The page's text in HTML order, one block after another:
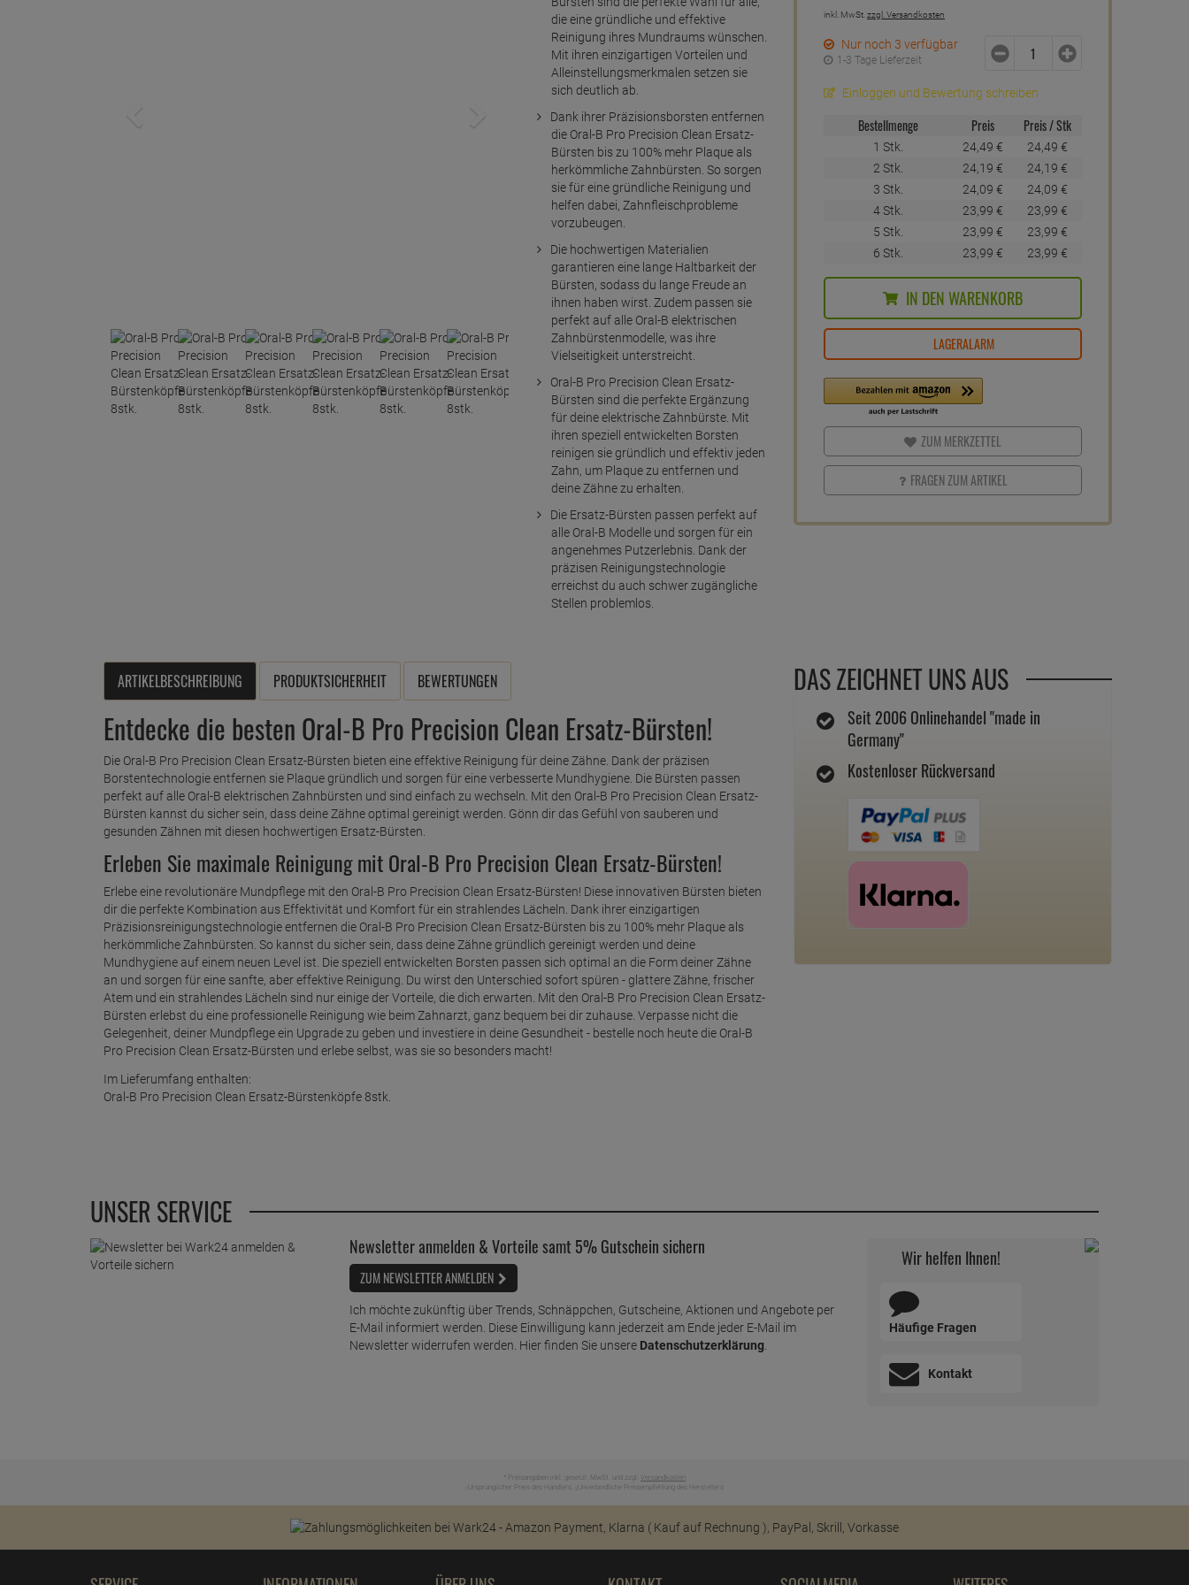
die eine gründliche und effektive
Reinigung ihres Mundraums wünschen.
Mit ihren einzigartigen Vorteilen und
Alleinstellungsmerkmalen setzen sie
sich deutlich ab.
Dank ihrer Präzisionsborsten entfernen
die Oral-B Pro Precision Clean Ersatz-
Bürsten bis zu 100% mehr Plaque als
herkömmliche Zahnbürsten. So sorgen
sie für eine gründliche Reinigung und
helfen dabei, Zahnfleischprobleme
vorzubeugen.
Die hochwertigen Materialien
garantieren eine lange Haltbarkeit der
Bürsten, sodass du lange Freude an
ihnen haben wirst. Zudem passen sie
perfekt auf alle Oral-B elektrischen
Zahnbürstenmodelle, was ihre
Vielseitigkeit unterstreicht.
Oral-B Pro Precision Clean Ersatz-
Bürsten sind die perfekte Ergänzung
für deine elektrische Zahnbürste. Mit
ihren speziell entwickelten Borsten
reinigen sie gründlich und effektiv jeden
Zahn, um Plaque zu entfernen und
deine Zähne zu erhalten.
Die Ersatz-Bürsten passen perfekt auf
alle Oral-B Modelle und sorgen für ein
angenehmes Putzerlebnis. Dank der
präzisen Reinigungstechnologie
erreichst du auch schwer zugängliche
Stellen problemlos.
inkl. MwSt. zzgl. Versandkosten
Nur noch 3 verfügbar
1-3 Tage Lieferzeit
Einloggen und Bewertung schreiben
Bestellmenge Preis Preis / Stk
1 Stk. 24,49 € 24,49 €
2 Stk.
24, 19 € 24, 19 €
3 Stk.
24, 09 € 24, 09 €
4 Stk.
23, 99 € 23, 99 €
5 Stk.
23, 99 € 23, 99 €
6 Stk.
23, 99 € 23, 99 €
IN DEN WARENKORB
LAGERALARM
ZUM MERKZETTEL
FRAGEN ZUM ARTIKEL
DAS ZEICHNET UNS AUS
Seit 2006 Onlinehandel "made in
Germany"
Kostenloser Rückversand
ARTIKELBESCHREIBUNG PRODUKTSICHERHEIT BEWERTUNGEN
Entdecke die besten Oral-B Pro Precision Clean Ersatz-Bürsten!
Die Oral-B Pro Precision Clean Ersatz-Bürsten bieten eine effektive Reinigung für deine Zähne. Dank der präzisen
Borstentechnologie entfernen sie Plaque gründlich und sorgen für eine verbesserte Mundhygiene. Die Bürsten passen
perfekt auf alle Oral-B elektrischen Zahnbürsten und sind einfach zu wechseln. Mit den Oral-B Pro Precision Clean Ersatz-
Bürsten kannst du sicher sein, dass deine Zähne optimal gereinigt werden. Gönn dir das Gefühl von sauberen und
gesunden Zähnen mit diesen hochwertigen Ersatz-Bürsten.
Erleben Sie maximale Reinigung mit Oral-B Pro Precision Clean Ersatz-Bürsten!
Erlebe eine revolutionäre Mundpflege mit den Oral-B Pro Precision Clean Ersatz-Bürsten! Diese innovativen Bürsten bieten
dir die perfekte Kombination aus Effektivität und Komfort für ein strahlendes Lächeln. Dank ihrer einzigartigen
Präzisionsreinigungstechnologie entfernen die Oral-B Pro Precision Clean Ersatz-Bürsten bis zu 100% mehr Plaque als
herkömmliche Zahnbürsten. So kannst du sicher sein, dass deine Zähne gründlich gereinigt werden und deine
Mundhygiene auf einem neuen Level ist. Die speziell entwickelten Borsten passen sich optimal an die Form deiner Zähne
an und sorgen für eine sanfte, aber effektive Reinigung. Du wirst den Unterschied sofort spüren - glattere Zähne, frischer
Atem und ein strahlendes Lächeln sind nur einige der Vorteile, die dich erwarten. Mit den Oral-B Pro Precision Clean Ersatz-
Bürsten erlebst du eine professionelle Reinigung wie beim Zahnarzt, ganz bequem bei dir zuhause. Verpasse nicht die
Gelegenheit, deiner Mundpflege ein Upgrade zu geben und investiere in deine Gesundheit - bestelle noch heute die Oral-B
Pro Precision Clean Ersatz-Bürsten und erlebe selbst, was sie so besonders macht!
Im Lieferumfang enthalten:
Oral-B Pro Precision Clean Ersatz-Bürstenköpfe 8stk.
UNSER SERVICE
Newsletter anmelden & Vorteile samt 5% Gutschein sichern
ZUM NEWSLETTER ANMELDEN
Ich möchte zukünftig über Trends, Schnäppchen, Gutscheine, Aktionen und Angebote per
E-Mail informiert werden. Diese Einwilligung kann jederzeit am Ende jeder E-Mail im
Newsletter widerrufen werden. Hier finden Sie unsere Datenschutzerklärung.
Wir helfen Ihnen!
Häufige Fragen
Kontakt
* Preisangaben inkl. gesetzl. MwSt. und zzgl. Versandkosten
Ursprünglicher Preis des Händlers, Unverbindliche Preisempfehlung des Herstellers